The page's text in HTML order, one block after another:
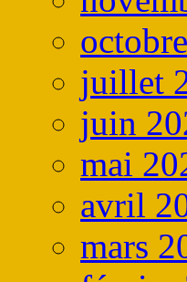
juillet
juin
mai
avril
mars